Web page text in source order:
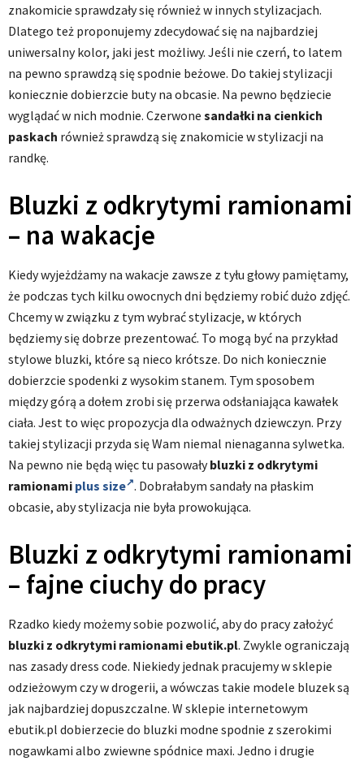
znakomicie sprawdzały się również w innych stylizacjach.
Dlatego też proponujemy zdecydować się na najbardziej
uniwersalny kolor, jaki jest możliwy. Jeśli nie czerń, to latem
na pewno sprawdzą się spodnie beżowe. Do takiej stylizacji
koniecznie dobierzcie buty na obcasie. Na pewno będziecie
wyglądać w nich modnie. Czerwone sandałki na cienkich
paskach również sprawdzą się znakomicie w stylizacji na
randkę.
Bluzki z odkrytymi ramionami
– na wakacje
Kiedy wyjeżdżamy na wakacje zawsze z tyłu głowy pamiętamy,
że podczas tych kilku owocnych dni będziemy robić dużo zdjęć.
Chcemy w związku z tym wybrać stylizacje, w których
będziemy się dobrze prezentować. To mogą być na przykład
stylowe bluzki, które są nieco krótsze. Do nich koniecznie
dobierzcie spodenki z wysokim stanem. Tym sposobem
między górą a dołem zrobi się przerwa odsłaniająca kawałek
ciała. Jest to więc propozycja dla odważnych dziewczyn. Przy
takiej stylizacji przyda się Wam niemal nienaganna sylwetka.
Na pewno nie będą więc tu pasowałybluzki z odkrytymi
ramionami plus size . Dobrałabym sandały na płaskim
obcasie, aby stylizacja nie była prowokująca.
Bluzki z odkrytymi ramionami
– fajne ciuchydo pracy
Rzadko kiedy możemy sobie pozwolić, aby do pracy założyć
bluzki z odkrytymi ramionami ebutik.pl. Zwykle ograniczają
nas zasady dress code. Niekiedy jednak pracujemy w sklepie
odzieżowym czy w drogerii, a wówczas takie modele bluzek są
jak najbardziej dopuszczalne. W sklepie internetowym
ebutik.pl dobierzecie do bluzki modne spodnie z szerokimi
nogawkami albo zwiewne spódnice maxi. Jedno i drugie